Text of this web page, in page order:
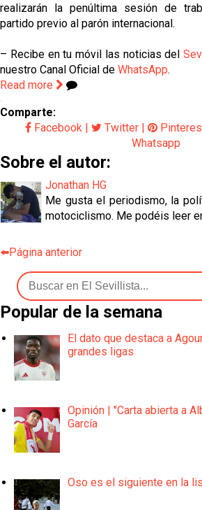
realizarán la penúltima sesión de
partido previo al parón internacional.
– Recibe en tu móvil las noticias del
nuestro Canal Oficial de WhatsApp.
Read more
Comparte:
Facebook
Twitter
Whatsapp
Sobre el autor:
Jonathan HG
Me gusta el periodismo, la
motociclismo. Me podéis leer
⬅️Página anterior
Popular de la semana
El dato que destaca a
grandes ligas
Opinión | "Carta abierta a
García
Oso es el siguiente en la